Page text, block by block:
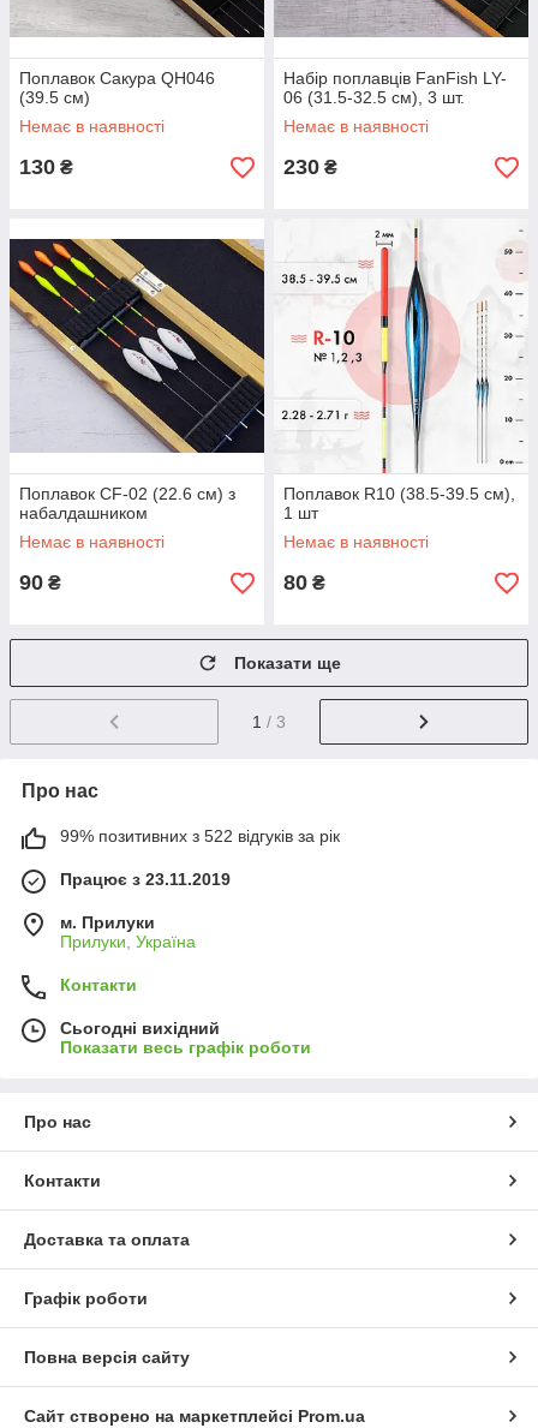
Поплавок Сакура QH046
(39.5 см)
Немає в наявності
130 ₴
Набір поплавців FanFish LY-
06 (31.5-32.5 см), 3 шт.
Немає в наявності
230 ₴
Поплавок CF-02 (22.6 см) з
набалдашником
Немає в наявності
90 ₴
Поплавок R10 (38.5-39.5 см),
1 шт
Немає в наявності
80 ₴
Показати ще
1 / 3
Про нас
99% позитивних з 522 відгуків за рік
Працює з 23.11.2019
м. Прилуки
Прилуки, Україна
Контакти
Сьогодні вихідний
Показати весь графік роботи
Про нас
Контакти
Доставка та оплата
Графік роботи
Повна версія сайту
Сайт створено на маркетплейсі Prom.ua